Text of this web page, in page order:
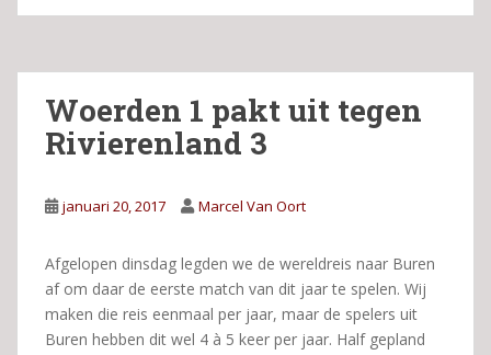
Woerden 1 pakt uit tegen
Rivierenland 3
januari 20, 2017 Marcel Van Oort
Afgelopen dinsdag legden we de wereldreis naar Buren
af om daar de eerste match van dit jaar te spelen. Wij
maken die reis eenmaal per jaar, maar de spelers uit
Buren hebben dit wel 4 à 5 keer per jaar. Half gepland